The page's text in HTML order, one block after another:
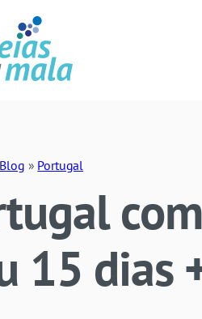
Blog » Portugal
15 dias